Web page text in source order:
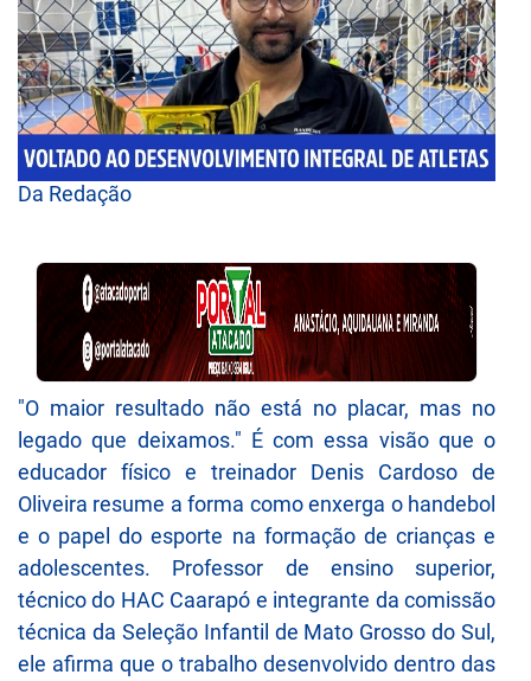
Da Redação
"O maior resultado não está no placar, mas no
legado que deixamos." É com essa visão que o
educador físico e treinador Denis Cardoso de
Oliveira resume a forma como enxerga o handebol
e o papel do esporte na formação de crianças e
adolescentes. Professor de ensino superior,
técnico do HAC Caarapó e integrante da comissão
técnica da Seleção Infantil de Mato Grosso do Sul,
ele afirma que o trabalho desenvolvido dentro das